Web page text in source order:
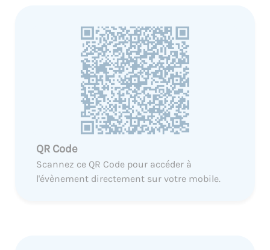
QR Code
Scannez ce QR Code pour accéder à
l'évènement directement sur votre mobile.